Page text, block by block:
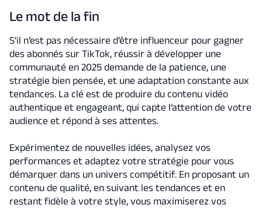
Le mot de la fin
S’il n’est pas nécessaire d’être influenceur pour gagner
des abonnés sur TikTok, réussir à développer une
communauté en 2025 demande de la patience, une
stratégie bien pensée, et une adaptation constante aux
tendances. La clé est de produire du contenu vidéo
authentique et engageant, qui capte l’attention de votre
audience et répond à ses attentes.
Expérimentez de nouvelles idées, analysez vos
performances et adaptez votre stratégie pour vous
démarquer dans un univers compétitif. En proposant un
contenu de qualité, en suivant les tendances et en
restant fidèle à votre style, vous maximiserez vos